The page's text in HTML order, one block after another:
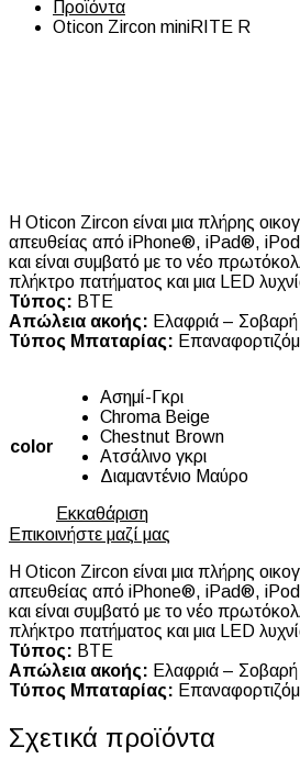
Προϊόντα
Oticon Zircon miniRITE R
Η Oticon Zircon είναι μια πλήρης
απευθείας από iPhone®, iPad®, iPod
και είναι συμβατό με το νέο
πλήκτρο πατήματος και μια LED
Τύπος: BTE
Απώλεια ακοής: Ελαφριά – Σοβαρή
Τύπος Μπαταρίας:
color
Ασημί-Γκρι
Chroma Beige
Chestnut Brown
Ατσάλινο γκρι
Διαμαντένιο Μαύρο
Εκκαθάριση
Επικοινήστε μαζί μας
Η Oticon Zircon είναι μια πλήρης
απευθείας από iPhone®, iPad®, iPod
και είναι συμβατό με το νέο
πλήκτρο πατήματος και μια LED
Τύπος: BTE
Απώλεια ακοής: Ελαφριά – Σοβαρή
Τύπος Μπαταρίας:
Σχετικά προϊόντα